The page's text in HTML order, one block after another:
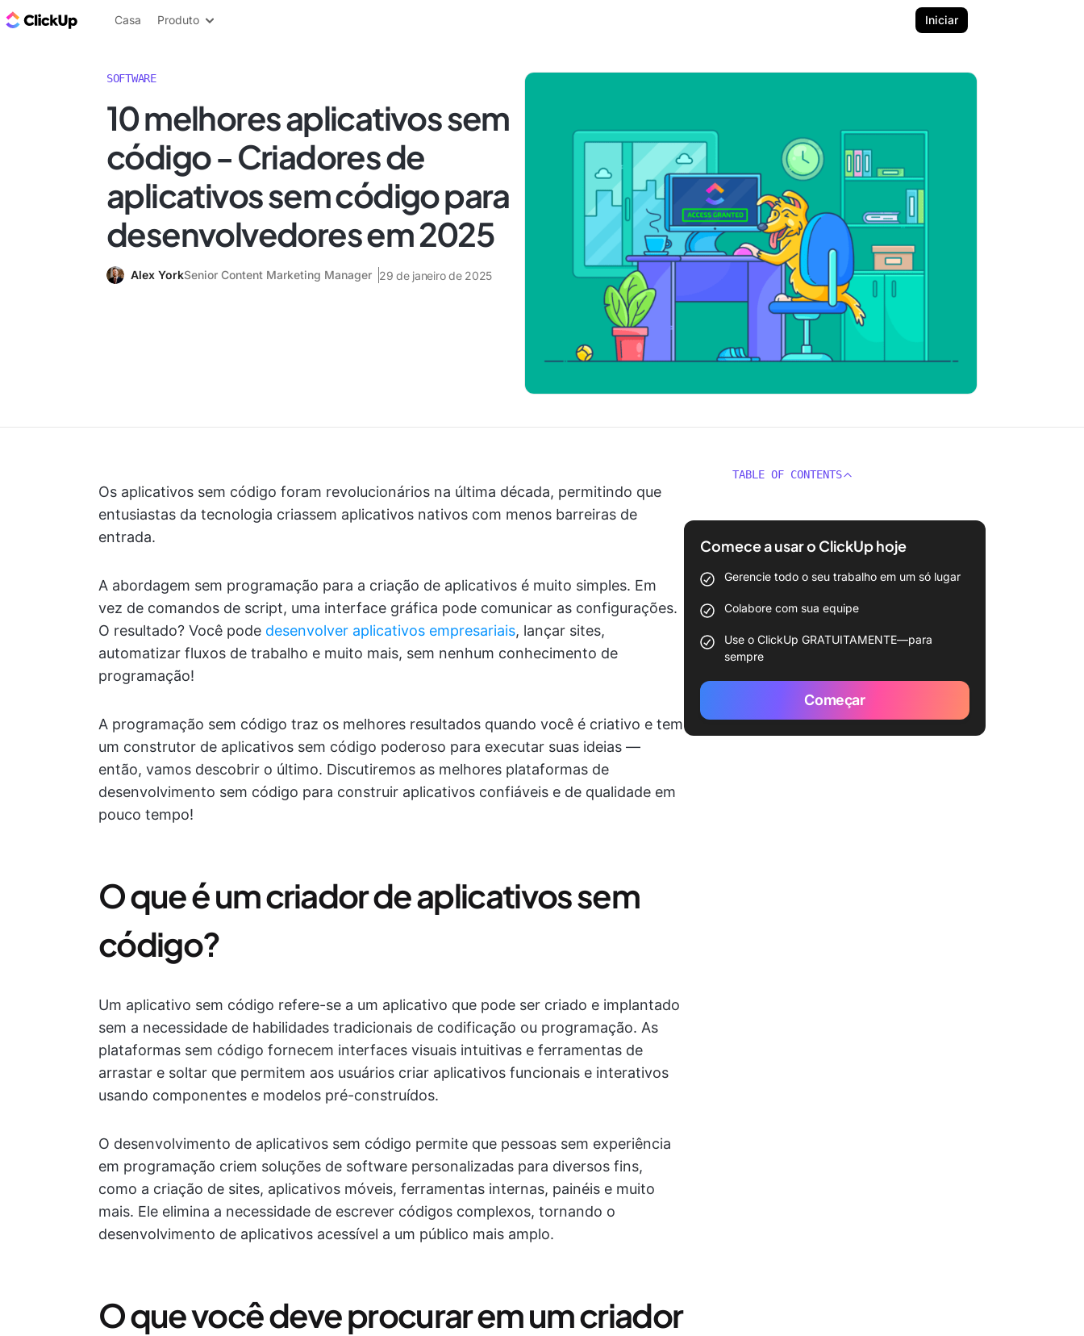
ClickUp Blogue
Casa Produto Iniciar
SOFTWARE
10 melhores aplicativos sem
código - Criadores de
aplicativos sem código para
desenvolvedores em 2025
Alex YorkSenior Content Marketing Manager 29 de janeiro de 2025
Os aplicativos sem código foram revolucionários na última década, permitindo que
entusiastas da tecnologia criassem aplicativos nativos com menos barreiras de
entrada.
A abordagem sem programação para a criação de aplicativos é muito simples. Em
vez de comandos de script, uma interface gráfica pode comunicar as configurações.
O resultado? Você pode desenvolver aplicativos empresariais, lançar sites,
automatizar fluxos de trabalho e muito mais, sem nenhum conhecimento de
programação!
A programação sem código traz os melhores resultados quando você é criativo e tem
um construtor de aplicativos sem código poderoso para executar suas ideias —
então, vamos descobrir o último. Discutiremos as melhores plataformas de
desenvolvimento sem código para construir aplicativos confiáveis e de qualidade em
pouco tempo!
O que é um criador de aplicativos sem
código?
Um aplicativo sem código refere-se a um aplicativo que pode ser criado e implantado
sem a necessidade de habilidades tradicionais de codificação ou programação. As
plataformas sem código fornecem interfaces visuais intuitivas e ferramentas de
arrastar e soltar que permitem aos usuários criar aplicativos funcionais e interativos
usando componentes e modelos pré-construídos.
O desenvolvimento de aplicativos sem código permite que pessoas sem experiência
em programação criem soluções de software personalizadas para diversos fins,
como a criação de sites, aplicativos móveis, ferramentas internas, painéis e muito
mais. Ele elimina a necessidade de escrever códigos complexos, tornando o
desenvolvimento de aplicativos acessível a um público mais amplo.
O que você deve procurar em um criador
TABLE OF CONTENTS
Comece a usar o ClickUp hoje
Gerencie todo o seu trabalho em um só lugar
Colabore com sua equipe
Use o ClickUp GRATUITAMENTE—para
sempre
Começar